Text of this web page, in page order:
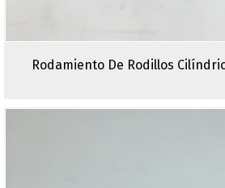
Rodamiento De Rodillos